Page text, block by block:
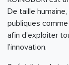
De taille
publiques
afin d’exploiter
l’innovation.